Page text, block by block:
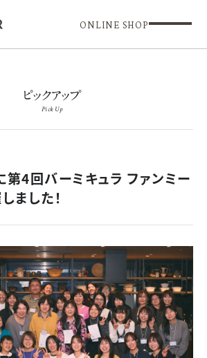
ONLINE SHOP
ピックアップ
Pick Up
第4回バーミキュラ ファンミー
ました！